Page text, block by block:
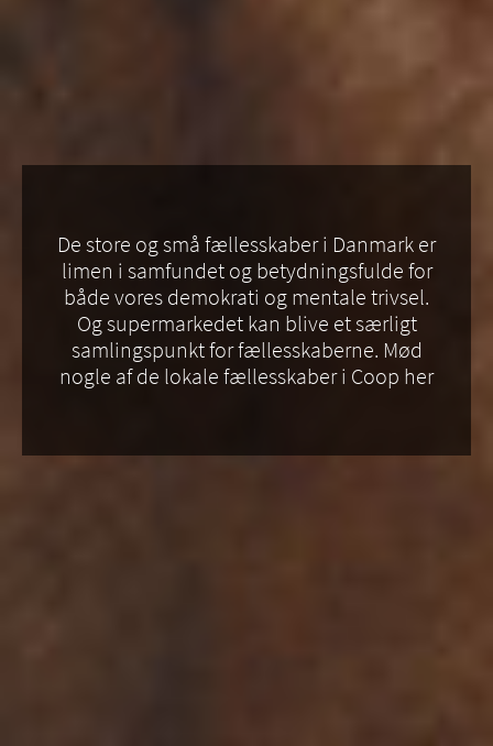
De store og små fællesskaber i Danmark er
limen i samfundet og betydningsfulde for
både vores demokrati og mentale trivsel.
Og supermarkedet kan blive et særligt
samlingspunkt for fællesskaberne. Mød
nogle af de lokale fællesskaber i Coop her